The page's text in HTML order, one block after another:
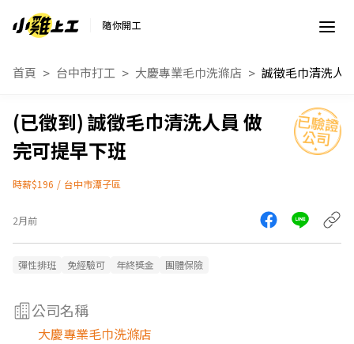
隨你開工
首頁 台中市打工 大慶專業毛巾洗滌店
誠徵毛巾清洗人員 做
完可提早下班
時薪$196 / 台中市潭子區
2月前
彈性排班 免經驗可 年終獎金 團體保險
公司名稱
大慶專業毛巾洗滌店